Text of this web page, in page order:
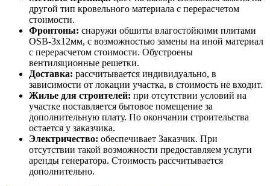
другой тип кровельного материала с перерасчетом
стоимости.
Фронтоны: снаружи обшиты влагостойкими плитами
OSB-3х12мм, с возможностью замены на иной материал
с перерасчетом стоимости. Обустроены
вентиляционные решетки.
Доставка: рассчитывается индивидуально, в
зависимости от локации участка, в стоимость не входит.
Жилье для строителей: при отсутствии условий на
участке поставляется бытовое помещение за
дополнительную плату. По окончании строительства
остается у заказчика.
Электричество: обеспечивает Заказчик. При
отсутствии такой возможности предоставляем услуги
аренды генератора. Стоимость рассчитывается
дополнительно.